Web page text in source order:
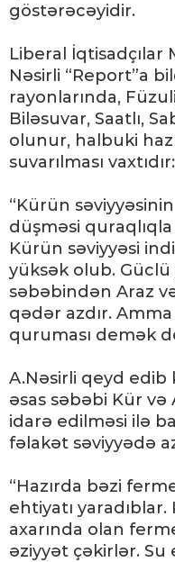
göstərəcəyidir.
Liberal İqtisadçılar
Nəsirli “Report”a
rayonlarında,
Biləsuvar, Saatlı,
olunur, halbuki
suvarılması vaxtıdır:
“Kürün
düşməsi
Kürün səviyyəsi
yüksək olub. Güclü
səbəbindən Araz
qədər azdır.
quruması demək
A.Nəsirli qeyd edib
əsas səbəbi Kür və
idarə edilməsi ilə
fəlakət səviyyədə
“Hazırda bəzi
ehtiyatı yaradıblar.
axarında olan
əziyyət çəkirlər. Su